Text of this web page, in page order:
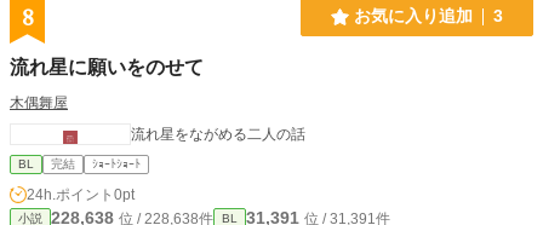
8 お気に入り追加 3
流れ星に願いをのせて
木偶舞屋
流れ星をながめる二人の話
BL 完結 ｼｮｰﾄｼｮｰﾄ
24h.ポイント 0pt
小説 228,638 位 / 228,638件 BL 31,391 位 / 31,391件